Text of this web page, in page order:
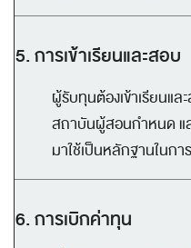
5. การเข้าเรียนและสอบ
ผู้รับทุนต้องเข้าเรียนแล
สถาบันผู้สอนกำหนด แ
มาใช้เป็นหลักฐานในกา
6. การเบิกค่าทุน